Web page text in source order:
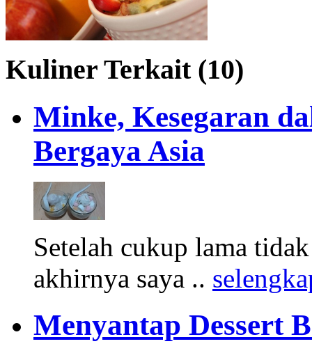
Kuliner Terkait (10)
Minke, Kesegaran
Bergaya Asia
Setelah cukup lama
akhirnya saya ..
Menyantap Dessert